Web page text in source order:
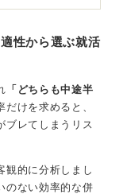
しょう。なぜ
として万が一
較的心理的な
は「自分がそ
私が知るなか
業を受験して
性から選ぶ就活
「どちらも中途半
けを求めると、
ブレてしまうリス
観的に分析しまし
のない効率的な併